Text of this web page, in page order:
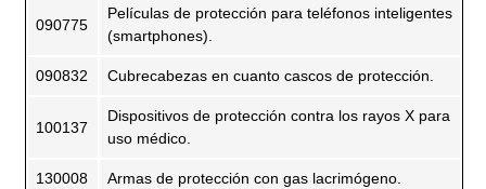
090775
Películas de protección para teléfonos inteligentes
(smartphones).
090832 Cubrecabezas en cuanto cascos de protección.
100137
Dispositivos de protección contra los rayos X para
uso médico.
130008 Armas de protección con gas lacrimógeno.